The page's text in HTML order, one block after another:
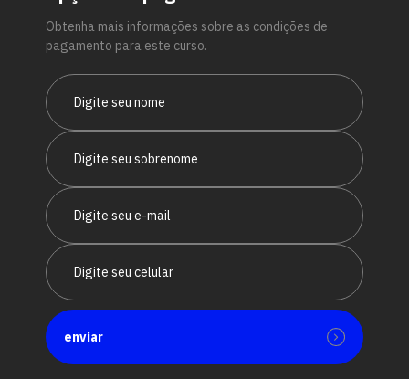
Obtenha mais informações sobre as condições de
pagamento para este curso.
enviar